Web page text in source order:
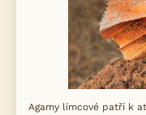
Agamy límcové patří k